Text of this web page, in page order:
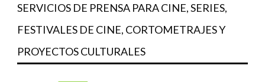
SERVICIOS DE PRENSA PARA CINE, SERIES,
FESTIVALES DE CINE, CORTOMETRAJES Y
PROYECTOS CULTURALES